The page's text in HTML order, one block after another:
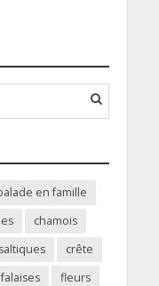
en famille
chamois
crête
falaises
fleurs